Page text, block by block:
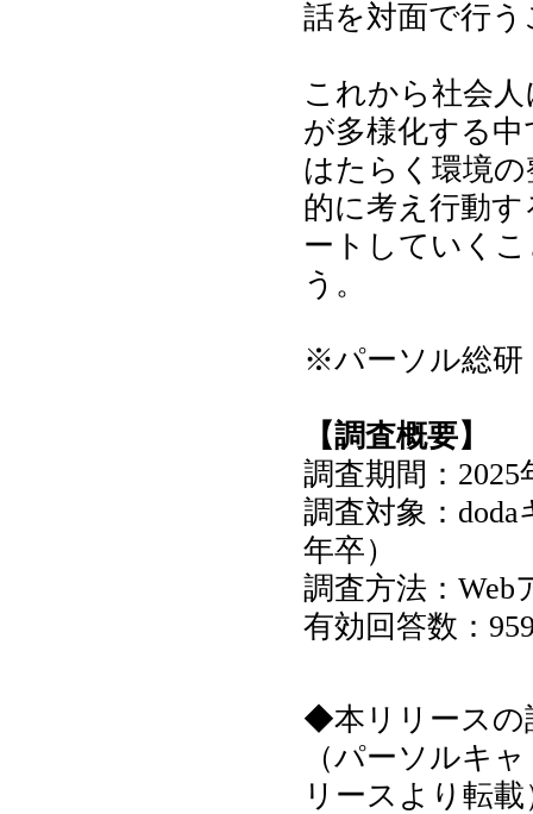
話を対面で行
これから社会
が多様化する
はたらく環境
的に考え行動
ートしていく
う。
※パーソル総研
【調査概要】
調査期間：2025
調査対象：
年卒）
調査方法：Web
有効回答数：
◆本リリースの
（パーソルキ
リースより転載